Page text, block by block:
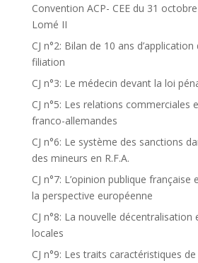
Convention ACP- CEE du 31
Lomé II
CJ n°2: Bilan de 10 ans
filiation
CJ n°3: Le médecin devant la loi
CJ n°5: Les relations commerciales
franco-allemandes
CJ n°6: Le système des sanctions
des mineurs en R.F.A.
CJ n°7: L’opinion publique française
la perspective européenne
CJ n°8: La nouvelle décentralisation
locales
CJ n°9: Les traits caractéristiques